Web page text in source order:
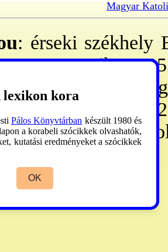
Magyar
: érseki székhely
ap. vik.,
Lokossa,
: 1.154.293 l,
szn, 2 ni, 12 ki-e
lexikon kora
Pálos Könyvtárban készült 1980 és
a korabeli szócikkek olvashatók,
kutatási eredményeket a szócikkek
OK